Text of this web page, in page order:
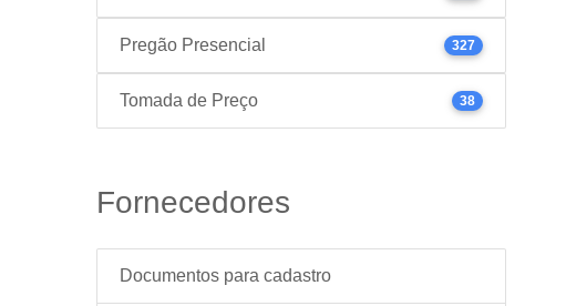
Pregão Presencial 327
Tomada de Preço 38
Fornecedores
Documentos para cadastro